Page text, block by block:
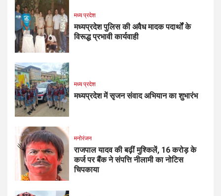
मध्य प्रदेश
मध्यप्रदेश पुलिस की अवैध मादक पदार्थों के
विरूद्ध प्रभावी कार्यवाही
मध्य प्रदेश
मध्यप्रदेश में सृजन संवाद अभियान का शुभारंभ
मनोरंजन
राजपाल यादव की बढ़ीं मुश्किलें, ₹16 करोड़ के
कर्ज पर बैंक ने संपत्ति नीलामी का नोटिस
चिपकाया